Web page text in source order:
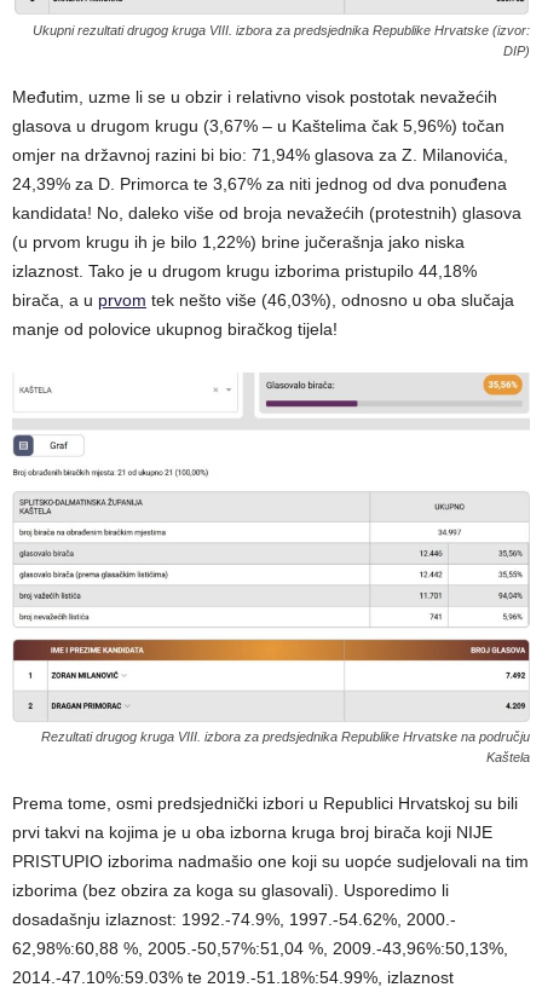
Ukupni rezultati drugog kruga VIII. izbora za predsjednika Republike Hrvatske (izvor:
DIP)
Međutim, uzme li se u obzir i relativno visok postotak nevažećih
glasova u drugom krugu (3,67% – u Kaštelima čak 5,96%) točan
omjer na državnoj razini bi bio: 71,94% glasova za Z. Milanovića,
24,39% za D. Primorca te 3,67% za niti jednog od dva ponuđena
kandidata! No, daleko više od broja nevažećih (protestnih) glasova
(u prvom krugu ih je bilo 1,22%) brine jučerašnja jako niska
izlaznost. Tako je u drugom krugu izborima pristupilo 44,18%
birača, a u prvom tek nešto više (46,03%), odnosno u oba slučaja
manje od polovice ukupnog biračkog tijela!
Rezultati drugog kruga VIII. izbora za predsjednika Republike Hrvatske na području
Kaštela
Prema tome, osmi predsjednički izbori u Republici Hrvatskoj su bili
prvi takvi na kojima je u oba izborna kruga broj birača koji NIJE
PRISTUPIO izborima nadmašio one koji su uopće sudjelovali na tim
izborima (bez obzira za koga su glasovali). Usporedimo li
dosadašnju izlaznost: 1992.-74.9%, 1997.-54.62%, 2000.-
62,98%:60,88 %, 2005.-50,57%:51,04 %, 2009.-43,96%:50,13%,
2014.-47.10%:59.03% te 2019.-51.18%:54.99%, izlaznost